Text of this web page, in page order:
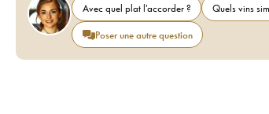
Avec quel plat l'accorder ? Quels vins
Poser une autre question